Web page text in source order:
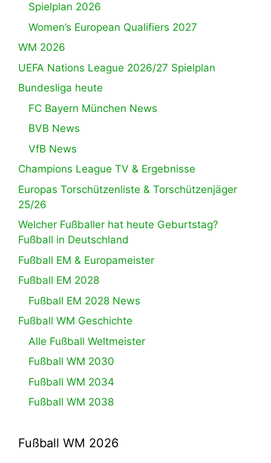
Spielplan 2026
Women’s European Qualifiers 2027
WM 2026
UEFA Nations League 2026/27 Spielplan
Bundesliga heute
FC Bayern München News
BVB News
VfB News
Champions League TV & Ergebnisse
Europas Torschützenliste & Torschützenjäger
25/26
Welcher Fußballer hat heute Geburtstag?
Fußball in Deutschland
Fußball EM & Europameister
Fußball EM 2028
Fußball EM 2028 News
Fußball WM Geschichte
Alle Fußball Weltmeister
Fußball WM 2030
Fußball WM 2034
Fußball WM 2038
Fußball WM 2026